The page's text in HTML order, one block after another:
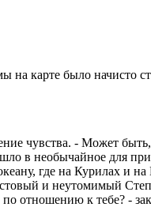
на карте было начисто
чувства. - Может
в необычайное для
где на Курилах и
и неутомимый
отношению к тебе? -